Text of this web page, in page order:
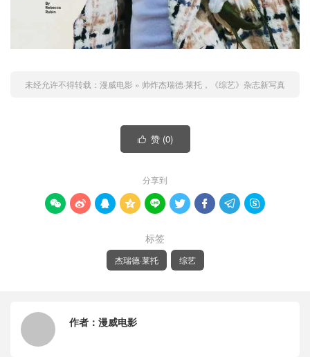
未经允许不得转载： 漫威电影 » 帅炸杰瑞德·莱托，《综艺》杂志新写真
 赞 (0)
分享到
        
标签
杰瑞德·莱托 综艺
作者： 漫威电影